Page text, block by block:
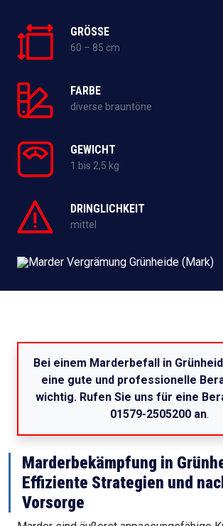
GRÖSSE
60 – 85 cm
FARBE
diverse brauntöne
GEWICHT
1 bis 2,5 kg
DRINGLICHKEIT
mittel
Bei einem Marderbefall in
eine gute und professionelle
wichtig. Rufen Sie uns für eine
01579-2505200 an.
Marderbekämpfung in
Effiziente Strategien und
Vorsorge